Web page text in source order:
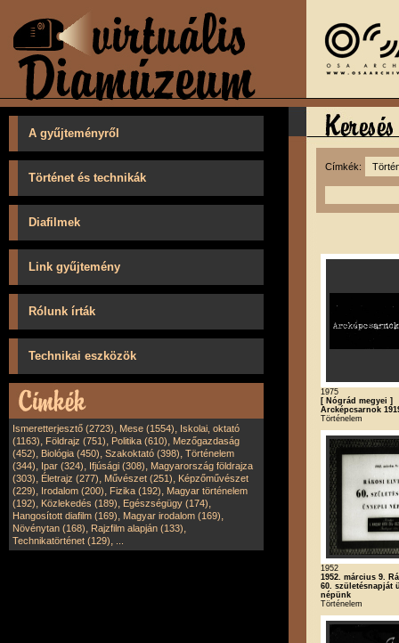
A gyűjteményről
Történet és technikák
Diafilmek
Link gyűjtemény
Rólunk írták
Technikai eszközök
Ismeretterjesztő (2723), Mese (1554), Iskolai, oktató
(1163), Földrajz (751), Politika (610), Mezőgazdaság
(452), Biológia (450), Szakoktató (398), Történelem
(344), Ipar (324), Ifjúsági (308), Magyarország földrajza
(303), Életrajz (277), Művészet (251), Képzőművészet
(229), Irodalom (200), Fizika (192), Magyar történelem
(192), Közlekedés (189), Egészségügy (174),
Hangosított diafilm (169), Magyar irodalom (169),
Növénytan (168), Rajzfilm alapján (133),
Technikatörténet (129),
Címkék:
1975
[ Nógrád megyei ]
Arcképcsarnok
Történelem
1952
1952. március 9.
60. születésnapját
népünk
Történelem